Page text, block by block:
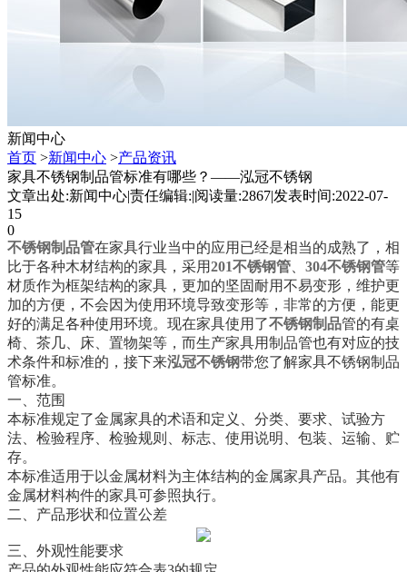
新闻中心
首页 >新闻中心 >产品资讯
家具不锈钢制品管标准有哪些？——泓冠不锈钢
文章出处:新闻中心|责任编辑:|阅读量:2867|发表时间:2022-07-
15
0
不锈钢制品管在家具行业当中的应用已经是相当的成熟了，相
比于各种木材结构的家具，采用201不锈钢管 304不锈钢管等
材质作为框架结构的家具，更加的坚固耐用不易变形，维护更
加的方便，不会因为使用环境导致变形等，非常的方便，能更
好的满足各种使用环境。现在家具使用了不锈钢制品管的有桌
椅、茶几、床、置物架等，而生产家具用制品管也有对应的技
术条件和标准的，接下来泓冠不锈钢带您了解家具不锈钢制品
管标准。
一、范围
本标准规定了金属家具的术语和定义、分类、要求、试验方
法、检验程序、检验规则、标志、使用说明、包装、运输、贮
存。
本标准适用于以金属材料为主体结构的金属家具产品。其他有
金属材料构件的家具可参照执行。
二、产品形状和位置公差
三、外观性能要求